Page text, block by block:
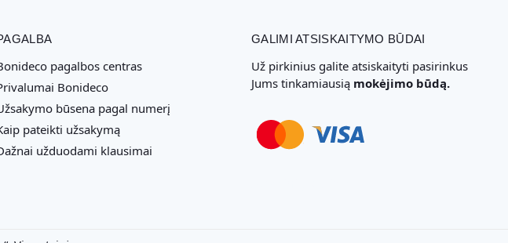
pagalbos centras
Bonideco
būsena pagal numerį
pateikti užsakymą
užduodami klausimai
GALIMI ATSISKAITYMO BŪDAI
Už pirkinius galite atsiskaityti pasirinkus
Jums tinkamiausią mokėjimo būdą.